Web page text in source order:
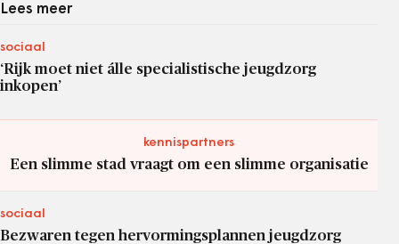
Lees meer
sociaal
‘Rijk moet niet álle specialistische jeugdzorg
inkopen’
kennispartners
Een slimme stad vraagt om een slimme organisatie
sociaal
Bezwaren tegen hervormingsplannen jeugdzorg